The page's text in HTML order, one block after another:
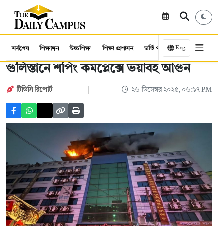
সর্বশেষ শিক্ষাঙ্গন উচ্চশিক্ষা শিক্ষা প্রশাসন ভর্তি পরীক্ষা কর্মসংস্থান
Eng
গুলিস্তানে শপিং কমপ্লেক্সে ভয়াবহ আগুন
টিডিসি রিপোর্ট ২৬ ডিসেম্বর ২০২৫, ০৬:১৭ PM